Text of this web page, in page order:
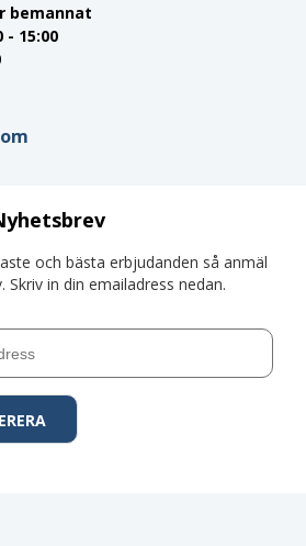
och bästa erbjudanden så anmäl
Skriv in din emailadress nedan.
bemannat
- 15:00